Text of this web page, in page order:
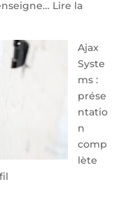
Lire la
Ajax
Syste
ms :
prése
ntatio
n
comp
lète